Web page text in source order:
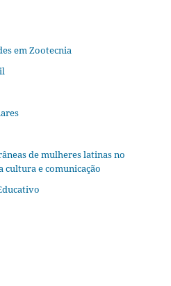
em Zootecnia
de mulheres latinas no
cultura e comunicação